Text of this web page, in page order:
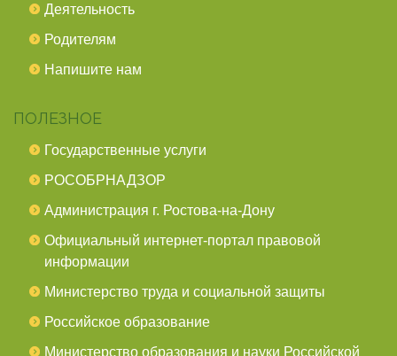
Деятельность
Родителям
Напишите нам
ПОЛЕЗНОЕ
Государственные услуги
РОСОБРНАДЗОР
Администрация г. Ростова-на-Дону
Официальный интернет-портал правовой
информации
Министерство труда и социальной защиты
Российское образование
Министерство образования и науки Российской